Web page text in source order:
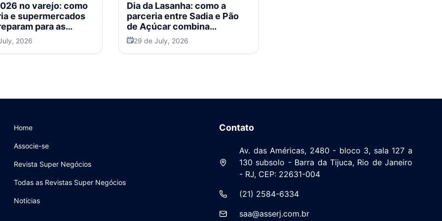
no varejo: como
e supermercados
para as
2026
Dia da Lasanha: como a
parceria entre Sadia e Pão
de Açúcar combina
promoção, engajamento e
inovação
29 de July, 2026
Home
Associe-se
Revista Super Negócios
Todas as Revistas Super Negócios
Notícias
Contato
Av. das Américas, 2480 - bloco 3, sala 127 a
130 subsolo - Barra da Tijuca, Rio de Janeiro
- RJ, CEP: 22631-004
(21) 2584-6334
saa@asserj.com.br